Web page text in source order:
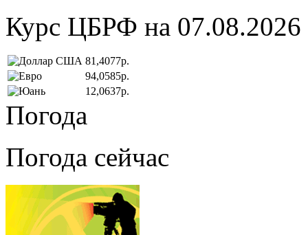
Курс ЦБРФ на 07.08.2026
81,4077р.
94,0585р.
12,0637р.
Погода
Погода сейчас